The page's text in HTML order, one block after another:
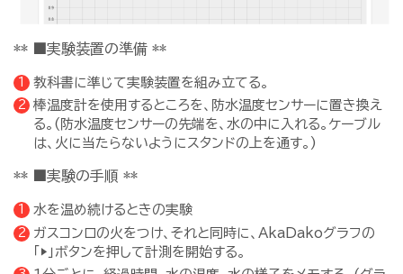
** ■実験装置の準備 **
教科書に準じて実験装置を組み立てる。
棒温度計を使用するところを、防水温度センサーに置き換え
る。(防水温度センサーの先端を、水の中に入れる。ケーブル
は、火に当たらないようにスタンドの上を通す。)
** ■実験の手順 **
水を温め続けるときの実験
ガスコンロの火をつけ、それと同時に、AkaDakoグラフの
「▶」ボタンを押して計測を開始する。